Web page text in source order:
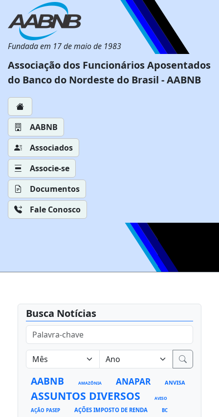
Fundada em 17 de maio de 1983
Associação dos Funcionários Aposentados
do Banco do Nordeste do Brasil - AABNB
AABNB
Associados
Associe-se
Documentos
Fale Conosco
Busca Notícias
AABNB AMAZÔNIA ANAPAR ANVISA
ASSUNTOS DIVERSOS AVISO
AÇÃO PASEP AÇÕES IMPOSTO DE RENDA BC